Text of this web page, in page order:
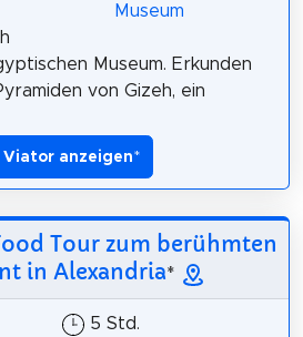
Museum. Erkunden
von Gizeh, ein
anzeigen*
Tour zum berühmten
in Alexandria*
5 Std.